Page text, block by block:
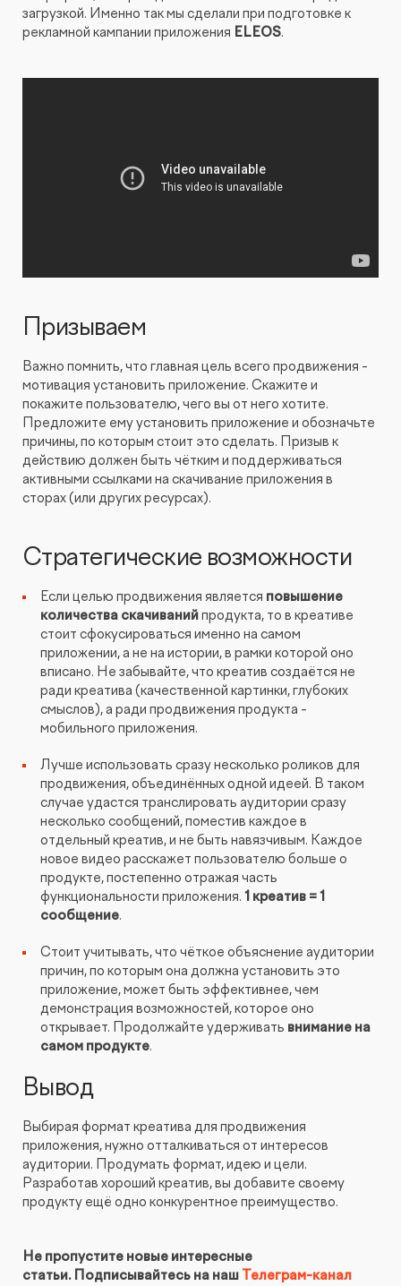
загрузкой. Именно так мы сделали при подготовке к
рекламной кампании приложения ELEOS.
Призываем
Важно помнить, что главная цель всего продвижения -
мотивация установить приложение. Скажите и
покажите пользователю, чего вы от него хотите.
Предложите ему установить приложение и обозначьте
причины, по которым стоит это сделать. Призыв к
действию должен быть чётким и поддерживаться
активными ссылками на скачивание приложения в
сторах (или других ресурсах).
Стратегические возможности
Если целью продвижения является повышение
количества скачиванийпродукта, то в креативе
стоит сфокусироваться именно на самом
приложении, а не на истории, в рамки которой оно
вписано. Не забывайте, что креатив создаётся не
ради креатива (качественной картинки, глубоких
смыслов), а ради продвижения продукта -
мобильного приложения.
Лучше использовать сразу несколько роликов для
продвижения, объединённых одной идеей. В таком
случае удастся транслировать аудитории сразу
несколько сообщений, поместив каждое в
отдельный креатив, и не быть навязчивым. Каждое
новое видео расскажет пользователю больше о
продукте, постепенно отражая часть
функциональности приложения. 1 креатив = 1
сообщение.
Стоит учитывать, что чёткое объяснение аудитории
причин, по которым она должна установить это
приложение, может быть эффективнее, чем
демонстрация возможностей, которое оно
открывает. Продолжайте удерживать внимание на
самом продукте.
Вывод
Выбирая формат креатива для продвижения
приложения, нужно отталкиваться от интересов
аудитории. Продумать формат, идею и цели.
Разработав хороший креатив, вы добавите своему
продукту ещё одно конкурентное преимущество.
Не пропустите новые интересные
статьи.Подписывайтесь на наш Телеграм-канал